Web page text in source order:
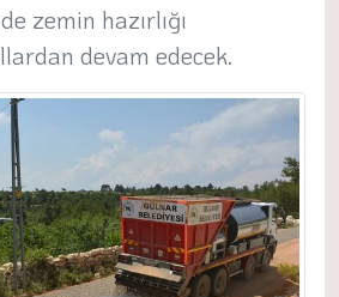
zemin hazırlığı
devam edecek.